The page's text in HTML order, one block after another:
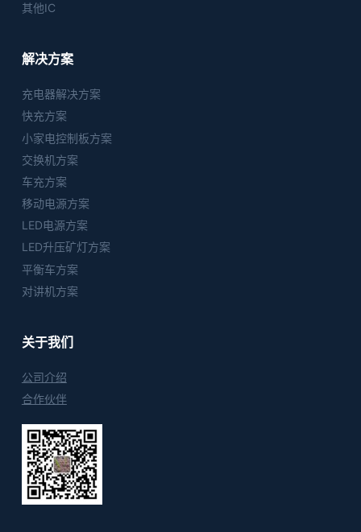
其他IC
解决方案
充电器解决方案
快充方案
小家电控制板方案
交换机方案
车充方案
移动电源方案
LED电源方案
LED升压矿灯方案
平衡车方案
对讲机方案
关于我们
公司介绍
合作伙伴